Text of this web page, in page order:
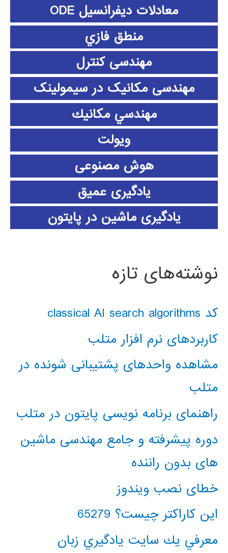
معادلات دیفرانسیل ODE
منطق فازي
مهندسی کنترل
مهندسی مکانیک در سیمولینک
مهندسي مكانيك
ویولت
هوش مصنوعی
یادگیری عمیق
یادگیری ماشین در پایتون
نوشته‌های تازه
کد classical AI search algorithms
کاربردهای نرم افزار متلب
مشاهده واحدهای پشتیبانی شونده در
متلب
راهنمای برنامه نویسی پایتون در متلب
دوره پیشرفته و جامع مهندسی ماشین
های بدون راننده
خطای نصب ویندوز
این کاراکتر چیست؟ 65279
معرفي يك سايت يادگيري زبان